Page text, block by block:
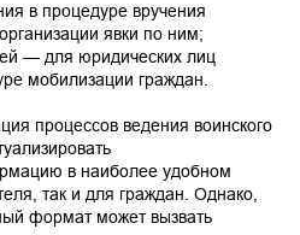
в процедуре вручения
явки по ним;
— для юридических лиц
мобилизации граждан.
процессов ведения воинского
в наиболее удобном
так и для граждан. Однако,
формат может вызвать